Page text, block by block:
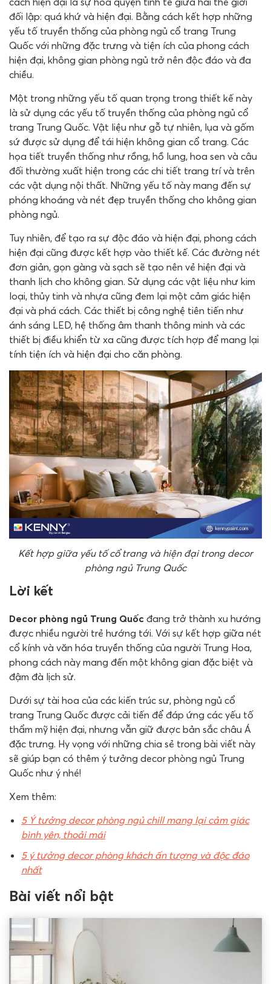
đối lập: quá khứ và hiện đại. Bằng cách kết hợp những
yếu tố truyền thống của phòng ngủ cổ trang Trung
Quốc với những đặc trưng và tiện ích của phong cách
hiện đại, không gian phòng ngủ trở nên độc đáo và đa
chiều.
Một trong những yếu tố quan trọng trong thiết kế này
là sử dụng các yếu tố truyền thống của phòng ngủ cổ
trang Trung Quốc. Vật liệu như gỗ tự nhiên, lụa và gốm
sứ được sử dụng để tái hiện không gian cổ trang. Các
họa tiết truyền thống như rồng, hồ lung, hoa sen và câu
đối thường xuất hiện trong các chi tiết trang trí và trên
các vật dụng nội thất. Những yếu tố này mang đến sự
phóng khoáng và nét đẹp truyền thống cho không gian
phòng ngủ.
Tuy nhiên, để tạo ra sự độc đáo và hiện đại, phong cách
hiện đại cũng được kết hợp vào thiết kế. Các đường nét
đơn giản, gọn gàng và sạch sẽ tạo nên vẻ hiện đại và
thanh lịch cho không gian. Sử dụng các vật liệu như kim
loại, thủy tinh và nhựa cũng đem lại một cảm giác hiện
đại và phá cách. Các thiết bị công nghệ tiên tiến như
ánh sáng LED, hệ thống âm thanh thông minh và các
thiết bị điều khiển từ xa cũng được tích hợp để mang lại
tính tiện ích và hiện đại cho căn phòng.
Kết hợp giữa yếu tố cổ trang và hiện đại trong decor
phòng ngủ Trung Quốc
Lời kết
Decor phòng ngủ Trung Quốc đang trở thành xu hướng
được nhiều người trẻ hướng tới. Với sự kết hợp giữa nét
cổ kính và văn hóa truyền thống của người Trung Hoa,
phong cách này mang đến một không gian đặc biệt và
đậm đà lịch sử.
Dưới sự tài hoa của các kiến trúc sư, phòng ngủ cổ
trang Trung Quốc được cải tiến để đáp ứng các yếu tố
thẩm mỹ hiện đại, nhưng vẫn giữ được bản sắc châu Á
đặc trưng. Hy vọng với những chia sẻ trong bài viết này
sẽ giúp bạn có thêm ý tưởng decor phòng ngủ Trung
Quốc như ý nhé!
Xem thêm:
5 Ý tưởng decor phòng ngủ chill mang lại cảm giác
bình yên, thoải mái
5 ý tưởng decor phòng khách ấn tượng và độc đáo
nhất
Bài viết nổi bật